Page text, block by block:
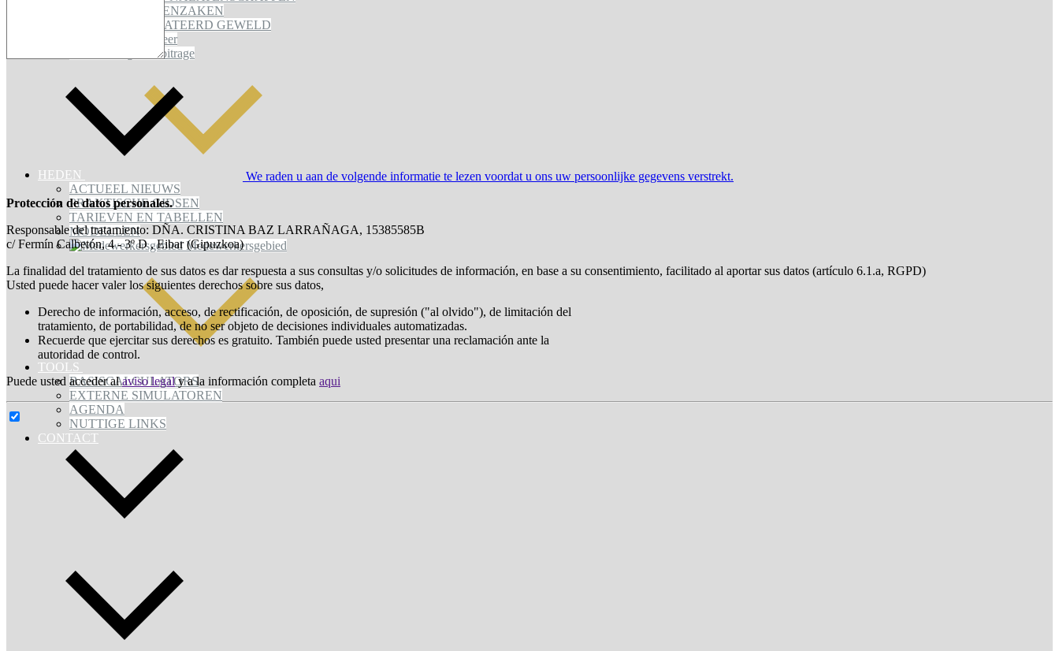
VREEMDELINGENZAKEN
GENDERGERELATEERD GEWELD
Gemeenschapsbeheer
Bemiddeling en arbitrage
HEDEN
ACTUEEL NIEUWS
PRAKTISCHE GIDSEN
TARIEVEN EN TABELLEN
MODELLEN
Medewerkersgebied
TOOLS
BASISCALCULATORS
EXTERNE SIMULATOREN
AGENDA
NUTTIGE LINKS
CONTACT
We raden u aan de volgende informatie te lezen voordat u ons uw persoonlijke gegevens verstrekt.
Protección de datos personales.
Responsable del tratamiento: DÑA. CRISTINA BAZ LARRAÑAGA, 15385585B
c/ Fermín Calbetón, 4 - 3º D , Eibar (Gipuzkoa)
La finalidad del tratamiento de sus datos es dar respuesta a sus consultas y/o solicitudes de información, en base a su consentimiento, facilitado al aportar sus datos (artículo 6.1.a, RGPD)
Usted puede hacer valer los siguientes derechos sobre sus datos,
Derecho de información, acceso, de rectificación, de oposición, de supresión ("al olvido"), de limitación del
tratamiento, de portabilidad, de no ser objeto de decisiones individuales automatizadas.
Recuerde que ejercitar sus derechos es gratuito. También puede usted presentar una reclamación ante la
autoridad de control.
Puede usted acceder alaviso legaly a la información completa aqui